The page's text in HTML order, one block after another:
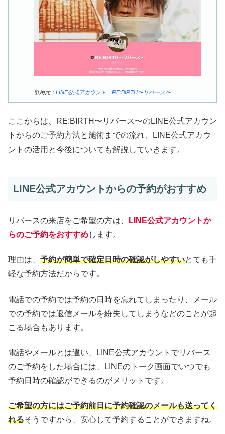
引用元： LINE公式アカウント RE:BIRTH〜リバース〜
ここからは、RE:BIRTH〜リバース〜のLINE公式アカウン
トからのご予約方法と施術までの流れ、LINE公式アカウ
ントの活用と今後についても解説していきます。
LINE公式アカウントからの予約がおすすめ
リバースの来店をご希望の方は、
LINE公式アカウントか
らのご予約をおすすめします。
理由は、 予約が簡単で確定日時の確認がしやすいとても手
軽な予約方法だからです。
電話での予約では予約の日時を忘れてしまったり、メール
での予約では返信メールを紛失してしまうなどのことが起
こる場合もあります。
電話やメールとは違い、LINE公式アカウントでリバース
のご予約をした場合には、LINEのトーク画面でいつでも
予約日時の確認ができるのがメリットです。
ご希望の方にはご予約前日に予約確認のメールも送ってく
れるそうですから、安心して予約することができますね。